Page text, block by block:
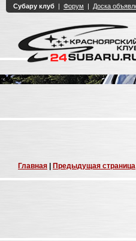
Главная Предыдущая страница